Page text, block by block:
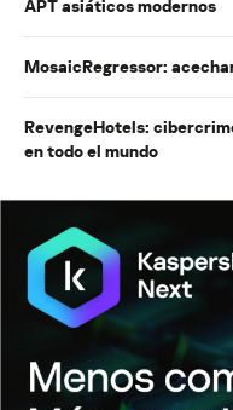
APT asiáticos modernos
MosaicRegressor:
RevengeHotels:
en todo el mundo